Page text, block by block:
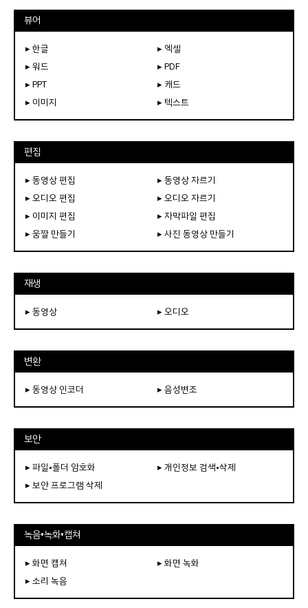
뷰어
▸ 한글
▸ 엑셀
▸ 워드
▸ PDF
▸ PPT
▸ 캐드
▸ 이미지
▸ 텍스트
편집
▸ 동영상 편집
▸ 동영상 자르기
▸ 오디오 편집
▸ 오디오 자르기
▸ 이미지 편집
▸ 자막파일 편집
▸ 움짤 만들기
▸ 사진 동영상 만들기
재생
▸ 동영상 ▸ 오디오
변환
▸ 동영상 인코더 ▸ 음성변조
보안
▸ 파일•폴더 암호화
▸ 개인정보 검색•삭제
▸ 보안 프로그램 삭제
녹음•녹화•캡쳐
▸ 화면 캡쳐
▸ 화면 녹화
▸ 소리 녹음